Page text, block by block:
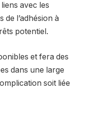
avec les
l’adhésion à
potentiel.
et fera des
dans une large
soit liée